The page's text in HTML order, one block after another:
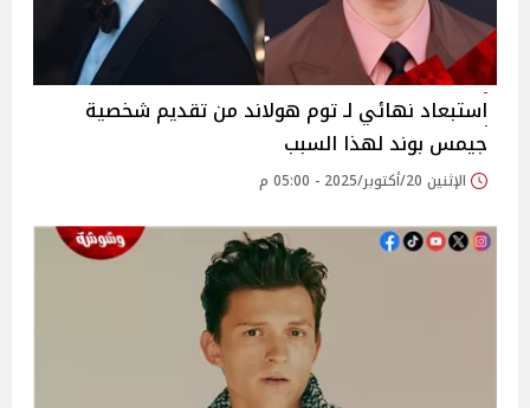
استبعاد نهائي لـ توم هولاند من تقديم شخصية
جيمس بوند لهذا السبب
الإثنين 20/أكتوبر/2025 - 05:00 م